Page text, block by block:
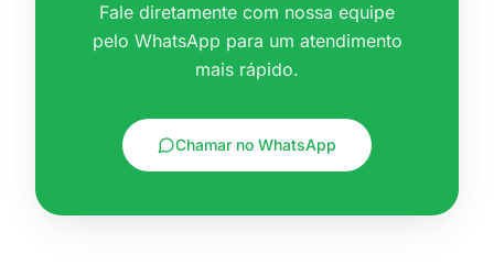
Fale diretamente com nossa equipe
pelo WhatsApp para um atendimento
mais rápido.
Chamar no WhatsApp